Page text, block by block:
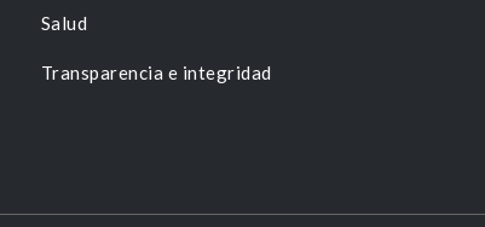
Salud
Transparencia e integridad